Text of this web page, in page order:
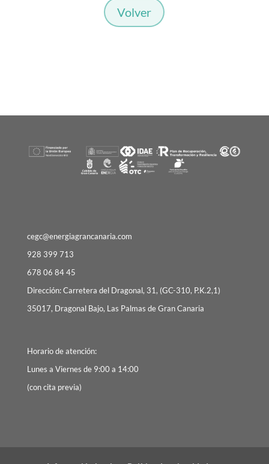
Volver
cegc@energiagrancanaria.com
928 399 713
678 06 84 45
Dirección: Carretera del Dragonal, 31, (GC-310, P.K.2,1)
35017, Dragonal Bajo, Las Palmas de Gran Canaria
Horario de atención:
Lunes a Viernes de 9:00 a 14:00
(con cita previa)